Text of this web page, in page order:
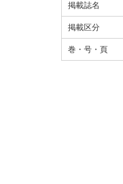
掲載誌名
掲載区分
巻・号・頁